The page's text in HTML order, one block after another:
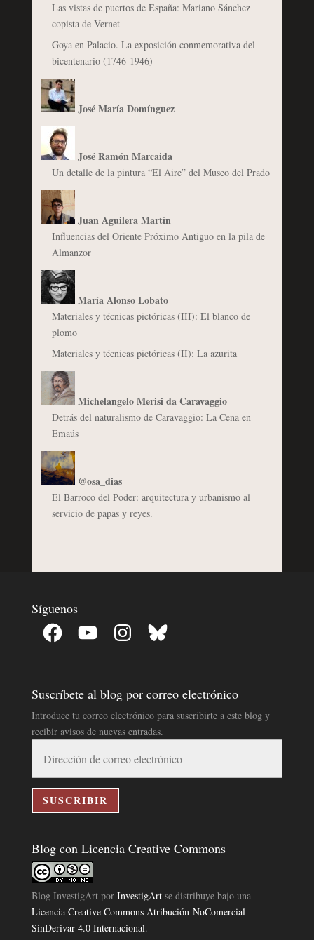
Las vistas de puertos de España: Mariano Sánchez
copista de Vernet
Goya en Palacio. La exposición conmemorativa del
bicentenario (1746-1946)
José María Domínguez
José Ramón Marcaida
Un detalle de la pintura “El Aire” del Museo del Prado
Juan Aguilera Martín
Influencias del Oriente Próximo Antiguo en la pila de
Almanzor
María Alonso Lobato
Materiales y técnicas pictóricas (III): El blanco de
plomo
Materiales y técnicas pictóricas (II): La azurita
Michelangelo Merisi da Caravaggio
Detrás del naturalismo de Caravaggio: La Cena en
Emaús
@osa_dias
El Barroco del Poder: arquitectura y urbanismo al
servicio de papas y reyes.
Síguenos
Facebook YouTube InstagramBluesky
Suscríbete al blog por correo electrónico
Introduce tu correo electrónico para suscribirte a este blog y
recibir avisos de nuevas entradas.
correo
electrónico
SUSCRIBIR
Blog con Licencia Creative Commons
Blog InvestigArtpor InvestigArtse distribuye bajo una
Licencia Creative Commons Atribución-NoComercial-
SinDerivar 4.0 Internacional.